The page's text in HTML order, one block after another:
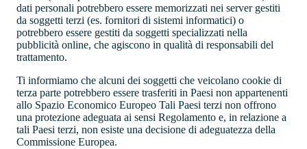
dati personali potrebbero essere memorizzati nei server gestiti
da soggetti terzi (es. fornitori di sistemi informatici) o
potrebbero essere gestiti da soggetti specializzati nella
pubblicità online, che agiscono in qualità di responsabili del
trattamento.
Ti informiamo che alcuni dei soggetti che veicolano cookie di
terza parte potrebbero essere trasferiti in Paesi non appartenenti
allo Spazio Economico Europeo Tali Paesi terzi non offrono
una protezione adeguata ai sensi Regolamento e, in relazione a
tali Paesi terzi, non esiste una decisione di adeguatezza della
Commissione Europea.